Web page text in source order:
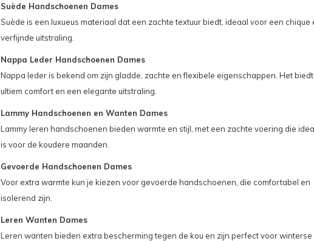
Suède Handschoenen Dames
Suède is een luxueus materiaal dat een zachte textuur biedt, ideaal voor een chique
verfijnde uitstraling.
Nappa Leder Handschoenen Dames
Nappa leder is bekend om zijn gladde, zachte en flexibele eigenschappen. Het biedt
ultiem comfort en een elegante uitstraling.
Lammy Handschoenen en Wanten Dames
Lammy leren handschoenen bieden warmte en stijl, met een zachte voering die
is voor de koudere maanden.
Gevoerde Handschoenen Dames
Voor extra warmte kun je kiezen voor gevoerde handschoenen, die comfortabel en
isolerend zijn.
Leren Wanten Dames
Leren wanten bieden extra bescherming tegen de kou en zijn perfect voor winterse